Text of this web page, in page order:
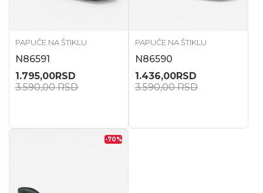
PAPUČE NA ŠTIKLU
N86591
1.795,00RSD
3.590,00RSD
PAPUČE NA ŠTIKLU
N86590
1.436,00RSD
3.590,00RSD
-70%